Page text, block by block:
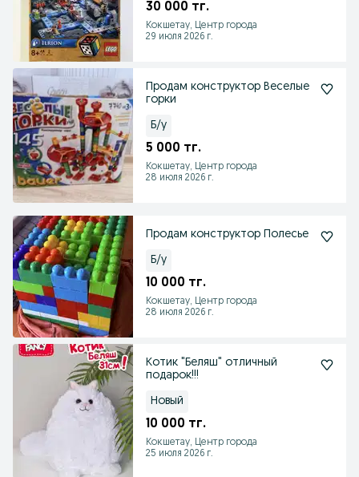
30 000 тг.
Кокшетау, Центр города
29 июля 2026 г.
Продам конструктор Веселые
горки
Б/у
5 000 тг.
Кокшетау, Центр города
28 июля 2026 г.
Продам конструктор Полесье
Б/у
10 000 тг.
Кокшетау, Центр города
28 июля 2026 г.
Котик "Беляш" отличный
подарок!!!
Новый
10 000 тг.
Кокшетау, Центр города
25 июля 2026 г.